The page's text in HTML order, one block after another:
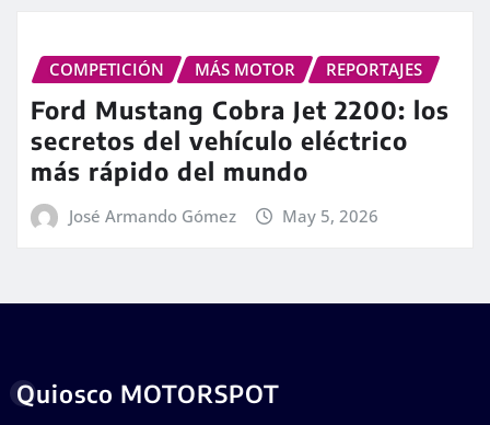
COMPETICIÓN MÁS MOTOR REPORTAJES
Ford Mustang Cobra Jet 2200: los
secretos del vehículo eléctrico
más rápido del mundo
José Armando Gómez May 5, 2026
Quiosco MOTORSPOT